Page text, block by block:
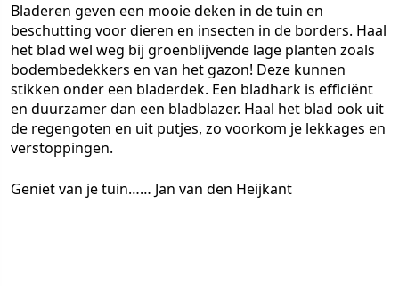
Bladeren geven een mooie deken in de tuin en
beschutting voor dieren en insecten in de borders. Haal
het blad wel weg bij groenblijvende lage planten zoals
bodembedekkers en van het gazon! Deze kunnen
stikken onder een bladerdek. Een bladhark is efficiënt
en duurzamer dan een bladblazer. Haal het blad ook uit
de regengoten en uit putjes, zo voorkom je lekkages en
verstoppingen.
Geniet van je tuin…… Jan van den Heijkant